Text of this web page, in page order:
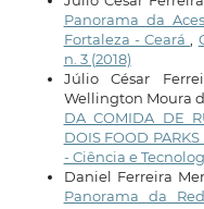
Panorama da
Fortaleza - Ceará
n. 3 (2018)
Júlio César
Wellington Moura
DA COMIDA DE
DOIS FOOD
- Ciência e
Daniel Ferreira
Panorama da